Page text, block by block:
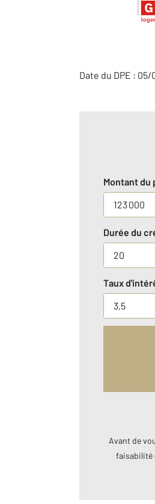
Date du DPE :
Montant du
Durée du
Taux
Avant de
faisabilité